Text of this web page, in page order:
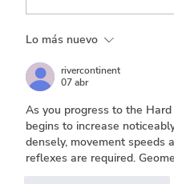
los sectores con
Lo más nuevo
rivercontinent
07 abr
As you progress to the
begins to increase
densely, movement speeds
reflexes are required.